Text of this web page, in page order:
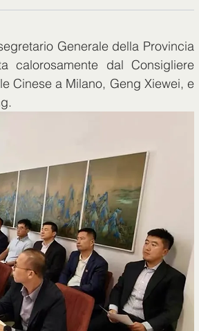
Generale della Provincia
calorosamente dal Consigliere
Cinese a Milano, Geng Xiewei, e